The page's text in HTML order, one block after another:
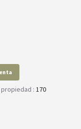
propiedad : 170